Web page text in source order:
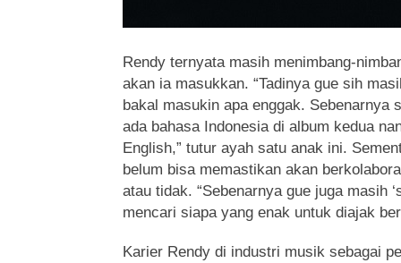
Rendy ternyata masih menimbang-
akan ia masukkan. “Tadinya gue sih
bakal masukin apa enggak. Sebenarnya
ada bahasa Indonesia di album kedua
English,” tutur ayah satu anak ini.
belum bisa memastikan akan
atau tidak. “Sebenarnya gue juga masih
mencari siapa yang enak untuk diajak
Karier Rendy di industri musik sebagai